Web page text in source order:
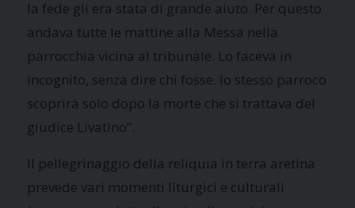
la fede gli era stata di grande aiuto. Per questo
andava tutte le mattine alla Messa nella
parrocchia vicina al tribunale. Lo faceva in
incognito, senza dire chi fosse. lo stesso parroco
scoprirà solo dopo la morte che si trattava del
giudice Livatino”.
Il pellegrinaggio della reliquia in terra aretina
prevede vari momenti liturgici e culturali